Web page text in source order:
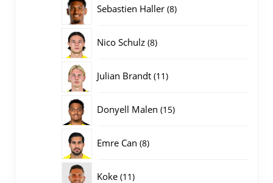
Sebastien Haller 88
Nico Schulz 88
Julian Brandt 1111
Donyell Malen 1515
Emre Can 88
Koke 1111